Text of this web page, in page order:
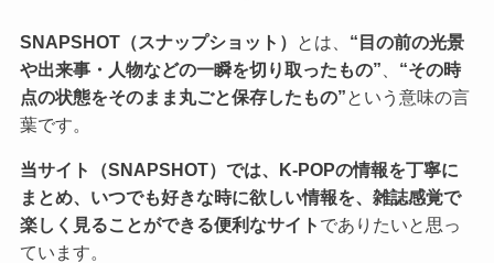
SNAPSHOT（スナップショット） とは、 “目の前の光景
や出来事・人物などの一瞬を切り取ったもの”
“その時
点の状態をそのまま丸ごと保存したもの” という意味の言
葉です。
当サイト（SNAPSHOT）では、K-POPの情報を丁寧に
まとめ、いつでも好きな時に欲しい情報を、雑誌感覚で
楽しく見ることができる便利なサイト でありたいと思っ
ています。